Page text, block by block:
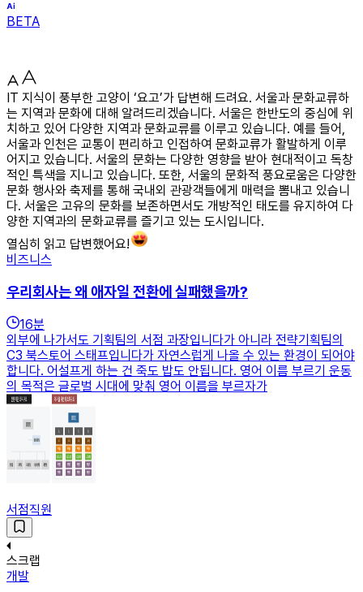
BETA
IT 지식이 풍부한 고양이 ‘요고’가 답변해 드려요. 서울과 문화교류하
는 지역과 문화에 대해 알려드리겠습니다. 서울은 한반도의 중심에 위
치하고 있어 다양한 지역과 문화교류를 이루고 있습니다. 예를 들어,
서울과 인천은 교통이 편리하고 인접하여 문화교류가 활발하게 이루
어지고 있습니다. 서울의 문화는 다양한 영향을 받아 현대적이고 독창
적인 특색을 지니고 있습니다. 또한, 서울의 문화적 풍요로움은 다양한
문화 행사와 축제를 통해 국내외 관광객들에게 매력을 뽐내고 있습니
다. 서울은 고유의 문화를 보존하면서도 개방적인 태도를 유지하여 다
양한 지역과의 문화교류를 즐기고 있는 도시입니다.
열심히 읽고 답변했어요!
비즈니스
우리회사는 왜 애자일 전환에 실패했을까?
16분
외부에 나가서도 기획팀의 서점 과장입니다가 아니라 전략기획팀의
C3 북스토어 스태프입니다가 자연스럽게 나올 수 있는 환경이 되어야
합니다. 어설프게 하는 건 죽도 밥도 안됩니다. 영어 이름 부르기 운동
의 목적은 글로벌 시대에 맞춰 영어 이름을 부르자가
서점직원
스크랩
개발